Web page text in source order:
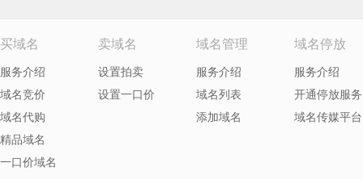
买域名
服务介绍
域名竞价
域名代购
精品域名
一口价域名
卖域名
设置拍卖
设置一口价
域名管理
服务介绍
域名列表
添加域名
域名停放
服务介绍
开通停放服务
域名传媒平台